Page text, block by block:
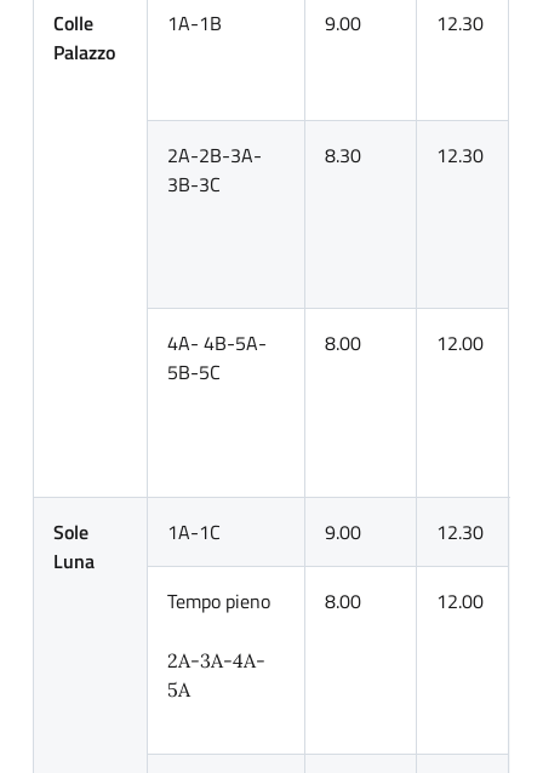
Colle
Palazzo
1A-1B 9.00 12.30
2A-2B-3A-
3B-3C
8.30 12.30
4A- 4B-5A-
5B-5C
8.00 12.00
Sole
Luna
1A-1C 9.00 12.30
Tempo pieno
2A-3A-4A-
5A
8.00 12.00